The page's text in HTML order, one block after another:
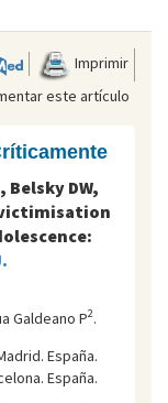
Imprimir
este artículo
DW,
victimisation
Galdeano P2.
España.
España.